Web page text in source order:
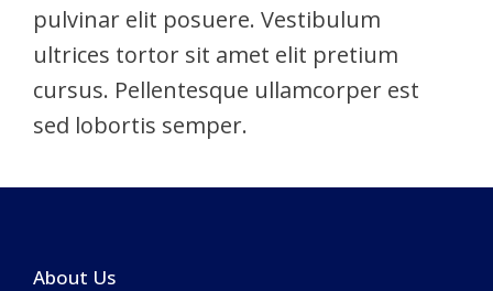
pulvinar elit posuere. Vestibulum
ultrices tortor sit amet elit pretium
cursus. Pellentesque ullamcorper est
sed lobortis semper.
About Us